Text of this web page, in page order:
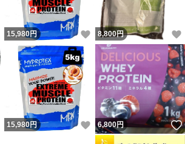
いいね！
15,980円 いいね！
8,800円
いいね！
15,980円 いいね！
6,800円